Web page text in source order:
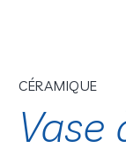
CÉRAMIQUE
Vase